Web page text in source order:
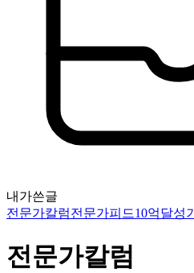
내가쓴글
전문가칼럼전문가피드10억달성기
전문가칼럼